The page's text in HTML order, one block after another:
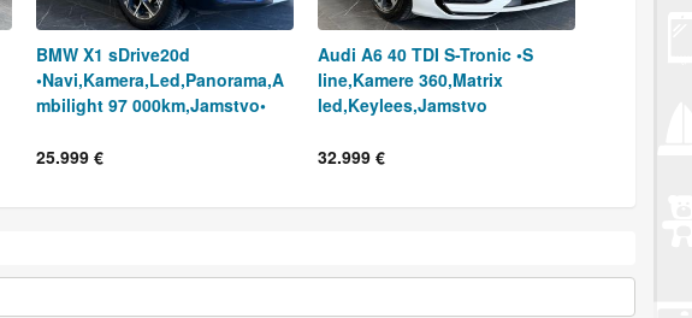
BMW X1 sDrive20d
•Navi,Kamera,Led,Panorama,A
mbilight 97 000km,Jamstvo•
25.999 €
Audi A6 40 TDI S-Tronic •S
line,Kamere 360,Matrix
led,Keylees,Jamstvo
32.999 €